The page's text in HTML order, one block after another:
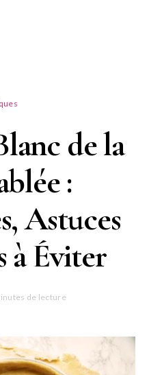
de la
:
Astuces
à Éviter
de lecture